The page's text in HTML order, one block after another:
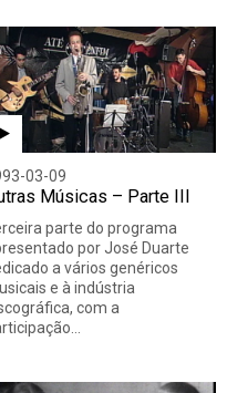
03-09
Músicas – Parte III
parte do programa
por José Duarte
a vários genéricos
e à indústria
com a